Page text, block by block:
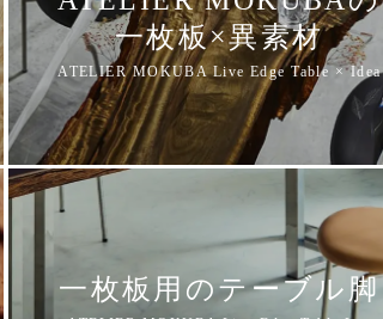
一枚板×異素材
一枚板用のテーブル脚